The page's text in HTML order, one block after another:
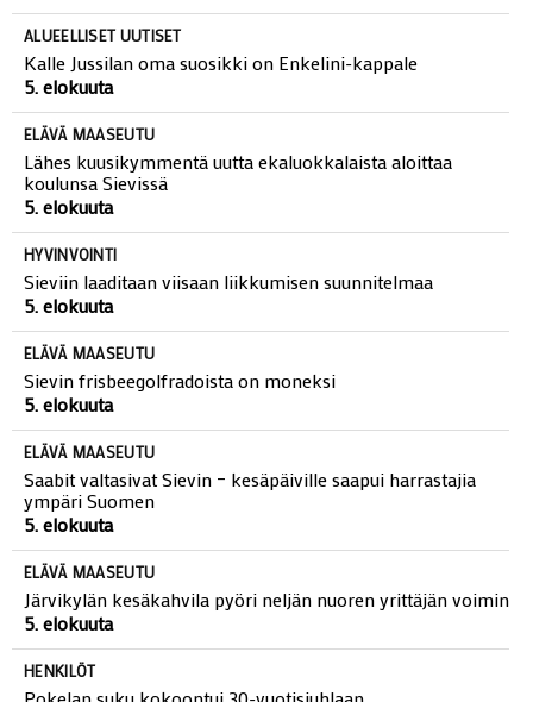
ALUEELLISET UUTISET
Kalle Jussilan oma suosikki on Enkelini-kappale
5. elokuuta
ELÄVÄ MAASEUTU
Lähes kuusikymmentä uutta ekaluokkalaista aloittaa
koulunsa Sievissä
5. elokuuta
HYVINVOINTI
Sieviin laaditaan viisaan liikkumisen suunnitelmaa
5. elokuuta
ELÄVÄ MAASEUTU
Sievin frisbeegolfradoista on moneksi
5. elokuuta
ELÄVÄ MAASEUTU
Saabit valtasivat Sievin – kesäpäiville saapui harrastajia
ympäri Suomen
5. elokuuta
ELÄVÄ MAASEUTU
Järvikylän kesäkahvila pyöri neljän nuoren yrittäjän voimin
5. elokuuta
HENKILÖT